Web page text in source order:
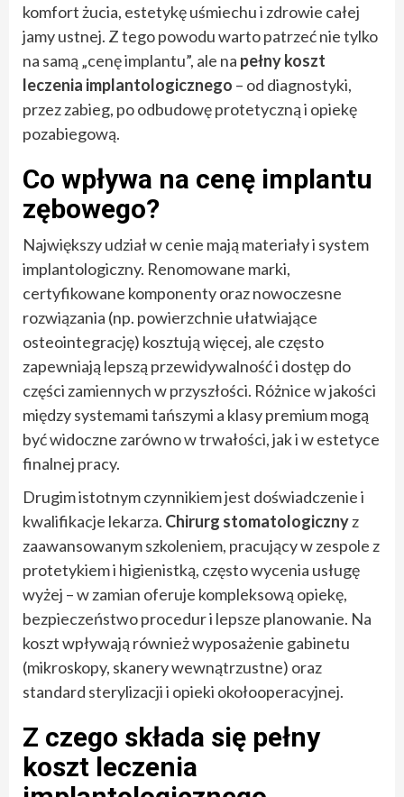
komfort żucia, estetykę uśmiechu i zdrowie całej
jamy ustnej. Z tego powodu warto patrzeć nie tylko
na samą „cenę implantu”, ale na pełny koszt
leczenia implantologicznego – od diagnostyki,
przez zabieg, po odbudowę protetyczną i opiekę
pozabiegową.
Co wpływa na cenę implantu
zębowego?
Największy udział w cenie mają materiały i system
implantologiczny. Renomowane marki,
certyfikowane komponenty oraz nowoczesne
rozwiązania (np. powierzchnie ułatwiające
osteointegrację) kosztują więcej, ale często
zapewniają lepszą przewidywalność i dostęp do
części zamiennych w przyszłości. Różnice w jakości
między systemami tańszymi a klasy premium mogą
być widoczne zarówno w trwałości, jak i w estetyce
finalnej pracy.
Drugim istotnym czynnikiem jest doświadczenie i
kwalifikacje lekarza. Chirurg stomatologicznyz
zaawansowanym szkoleniem, pracujący w zespole z
protetykiem i higienistką, często wycenia usługę
wyżej – w zamian oferuje kompleksową opiekę,
bezpieczeństwo procedur i lepsze planowanie. Na
koszt wpływają również wyposażenie gabinetu
(mikroskopy, skanery wewnątrzustne) oraz
standard sterylizacji i opieki okołooperacyjnej.
Z czego składa się pełny
koszt leczenia